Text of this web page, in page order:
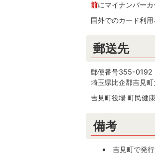
前にマイナンバー
国外でのカード利
郵送先
郵便番号355-0192
埼玉県比企郡吉見
吉見町役場 町民健
備考
吉見町で発